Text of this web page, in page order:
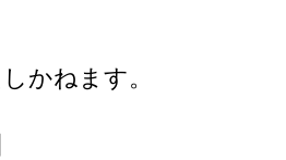
かねます。